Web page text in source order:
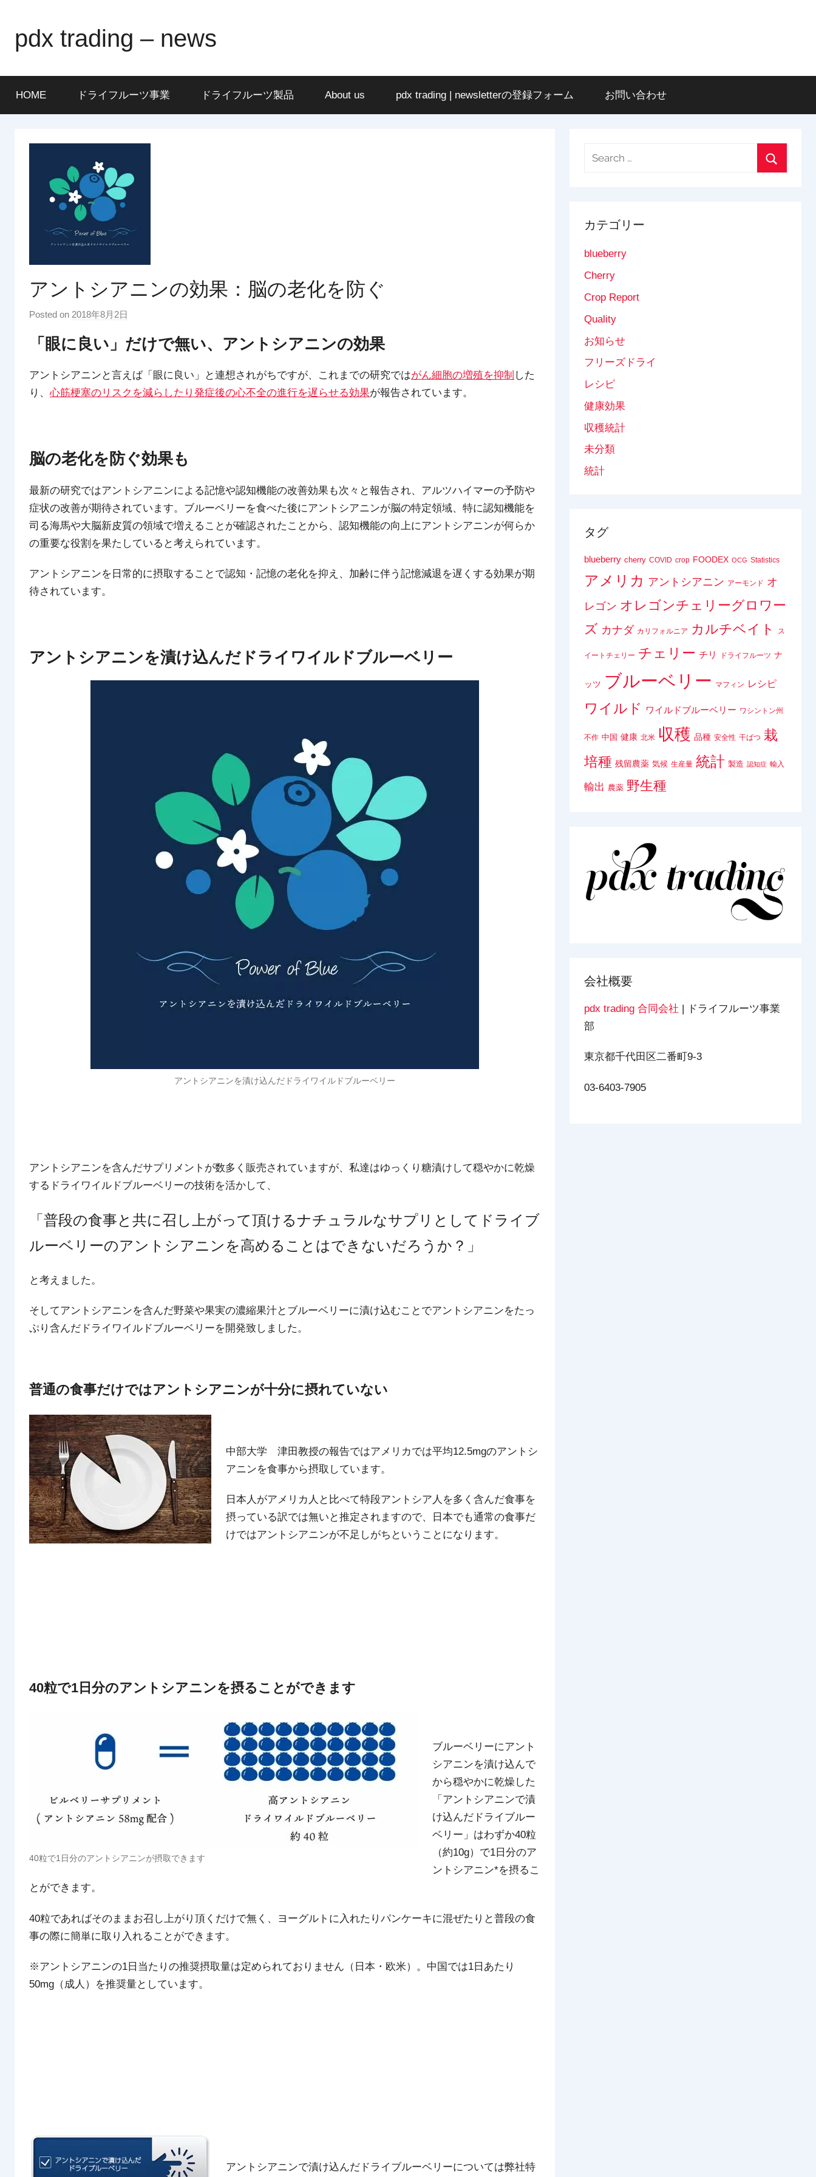
contentpdx trading – news
HOME ドライフルーツ事業 ドライフルーツ製品 About us pdx trading | newsletterの登録フォーム お問い合わせ
アントシアニンの効果：脳の老化を防ぐ
Posted on 2018年8月2日
p
x
t
i
g
「眼に良い」だけで無い、アントシアニンの効果
アントシアニンと言えば「眼に良い」と連想されがちですが、これまでの研究ではがん細胞の増殖を抑制 した
り、心筋梗塞のリスクを減らしたり発症後の心不全の進行を遅らせる効果が報告されています。
脳の老化を防ぐ効果も
最新の研究ではアントシアニンによる記憶や認知機能の改善効果も次々と報告され、アルツハイマーの予防や
症状の改善が期待されています。ブルーベリーを食べた後にアントシアニンが脳の特定領域、特に認知機能を
司る海馬や大脳新皮質の領域で増えることが確認されたことから、認知機能の向上にアントシアニンが何らか
の重要な役割を果たしていると考えられています。
アントシアニンを日常的に摂取することで認知・記憶の老化を抑え、加齢に伴う記憶減退を遅くする効果が期
待されています。
アントシアニンを漬け込んだドライワイルドブルーベリー
アントシアニンを漬け込んだドライワイルドブルーベリー
アントシアニンを含んだサプリメントが数多く販売されていますが、私達はゆっくり糖漬けして穏やかに乾燥
するドライワイルドブルーベリーの技術を活かして、
「普段の食事と共に召し上がって頂けるナチュラルなサプリとしてドライブ
ルーベリーのアントシアニンを高めることはできないだろうか？」
と考えました。
そしてアントシアニンを含んだ野菜や果実の濃縮果汁とブルーベリーに漬け込むことでアントシアニンをたっ
ぷり含んだドライワイルドブルーベリーを開発致しました。
普通の食事だけではアントシアニンが十分に摂れていない
中部大学 津田教授の報告ではアメリカでは平均12.5mgのアントシ
アニンを食事から摂取しています。
日本人がアメリカ人と比べて特段アントシア人を多く含んだ食事を
摂っている訳では無いと推定されますので、日本でも通常の食事だ
けではアントシアニンが不足しがちということになります。
40粒で1日分のアントシアニンを摂ることができます
40粒で1日分のアントシアニンが摂取できます
ブルーベリーにアント
シアニンを漬け込んで
から穏やかに乾燥した
「アントシアニンで漬
け込んだドライブルー
ベリー」はわずか40粒
（約10g）で1日分のア
ントシアニン*を摂るこ
とができます。
40粒であればそのままお召し上がり頂くだけで無く、ヨーグルトに入れたりパンケーキに混ぜたりと普段の食
事の際に簡単に取り入れることができます。
※アントシアニンの1日当たりの推奨摂取量は定められておりません（日本・欧米）。中国では1日あたり
50mg（成人）を推奨量としています。
アントシアニンで漬け込んだドライブルーベリーについては弊社特
Search
カテゴリー
blueberry
Cherry
Crop Report
Quality
お知らせ
フリーズドライ
レシピ
健康効果
収穫統計
未分類
統計
タグ
blueberry cherry COVID crop FOODEX OCG Statistics
アメリカ アントシアニン アーモンド オ
レゴン オレゴンチェリーグロワー
ズ カナダ カリフォルニア カルチベイト ス
イートチェリー チェリー チリ ドライフルーツ ナ
ッツ ブルーベリー マフィン レシピ
ワイルド ワイルドブルーベリー ワシントン州
不作 中国 健康 北米 収穫 品種 安全性 干ばつ 栽
培種 残留農薬 気候 生産量 統計 製造 認知症 輸入
輸出 農薬 野生種
会社概要
pdx trading 合同会社 | ドライフルーツ事業
部
東京都千代田区二番町9-3
03-6403-7905